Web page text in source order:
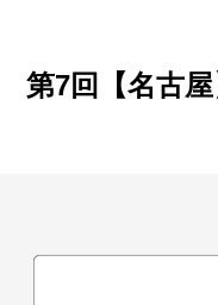
第7回【名古